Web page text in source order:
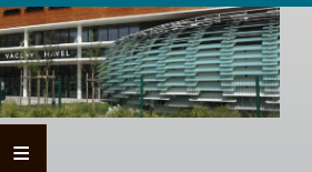
Aller
au
contenu
principal